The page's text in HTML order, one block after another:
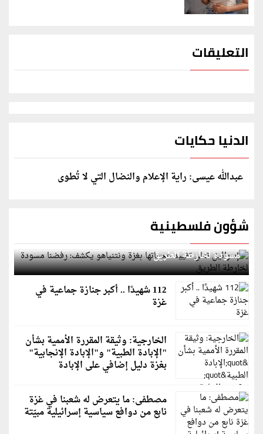
التعليقات
الدنيا حكايات
عبدالله عيسى: راية الإعلام والنضال التي لا تُطوى
شؤون فلسطينية
إسرائيل تعلن تقييد هجماتها بغزة ونتنياهو يكشف: رفضنا
مسودة لخارطة الطريق
112 شهيدًا .. أكبر جنازة جماعية في
غزة
الخارجية: وثيقة المقررة الأممية بشأن
"الإبادة الطبية" و"الإبادة الإنجابية"
بغزة دليل إضافي على الإبادة
مصطفى: ما يتعرض له شعبنا في غزة
نابع من دوافع سياسية إسرائيلية مبيّتة